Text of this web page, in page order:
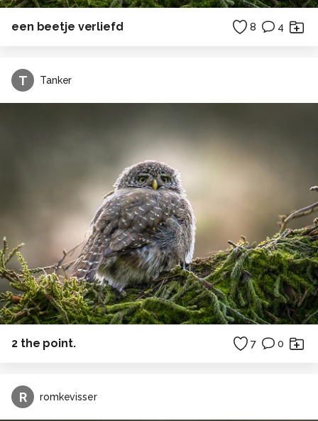
een beetje verliefd 8 4
T Tanker
2 the point. 7 0
R romkevisser